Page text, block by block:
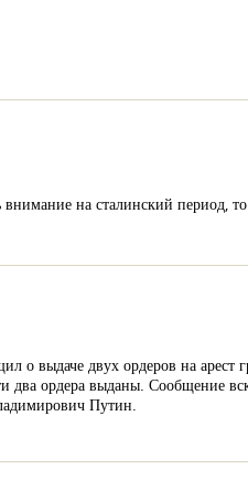
на сталинский период,
о выдаче двух ордеров на арест
ордера выданы. Сообщение
Путин.